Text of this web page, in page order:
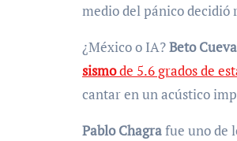
medio del pánico
¿México o IA?Beto
sismode 5.6 grados de
cantar en un acústico
Pablo Chagrafue uno de